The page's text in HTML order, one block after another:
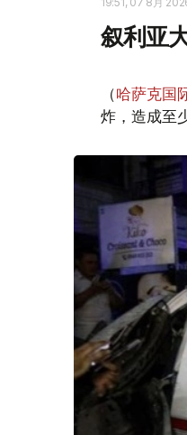
叙利亚
（哈萨克国
炸，造成至